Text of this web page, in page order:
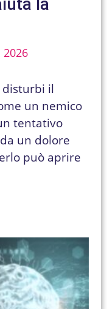
la
2026
disturbi il
un nemico
tentativo
un dolore
può aprire